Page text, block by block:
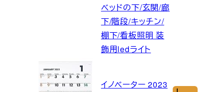
ベッドの下/玄関/廊
下/階段/キッチン/
棚下/看板照明 装
飾用ledライト
イノベーター 2023